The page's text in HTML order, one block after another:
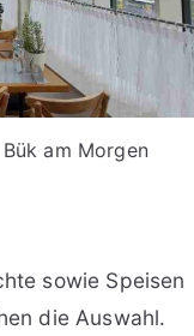
am Morgen
sowie Speisen
die Auswahl.